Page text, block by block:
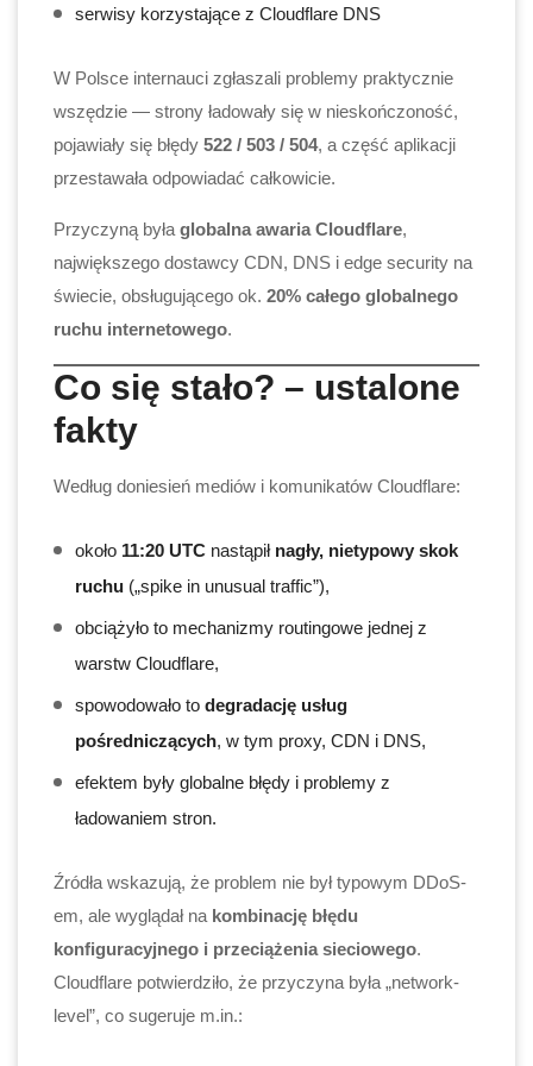
serwisy korzystające z Cloudflare DNS
W Polsce internauci zgłaszali problemy praktycznie
wszędzie — strony ładowały się w nieskończoność,
pojawiały się błędy 522 / 503 / 504, a część aplikacji
przestawała odpowiadać całkowicie.
Przyczyną była globalna awaria Cloudflare,
największego dostawcy CDN, DNS i edge security na
świecie, obsługującego ok. 20% całego globalnego
ruchu internetowego.
Co się stało? – ustalone
fakty
Według doniesień mediów i komunikatów Cloudflare:
około 11:20 UTC nastąpił nagły, nietypowy skok
ruchu („spike in unusual traffic”),
obciążyło to mechanizmy routingowe jednej z
warstw Cloudflare,
spowodowało to degradację usług
pośredniczących, w tym proxy, CDN i DNS,
efektem były globalne błędy i problemy z
ładowaniem stron.
Źródła wskazują, że problem nie był typowym DDoS-
em, ale wyglądał na kombinację błędu
konfiguracyjnego i przeciążenia sieciowego.
Cloudflare potwierdziło, że przyczyna była „network-
level”, co sugeruje m.in.: